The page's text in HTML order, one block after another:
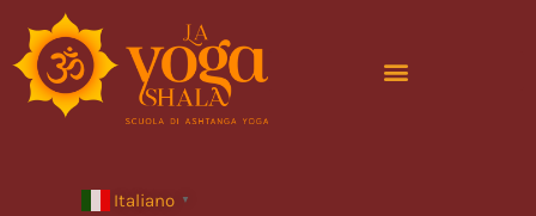
Italiano ▼